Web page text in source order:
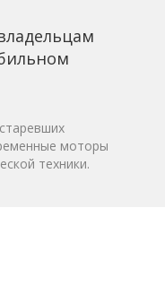
моторы
техники.